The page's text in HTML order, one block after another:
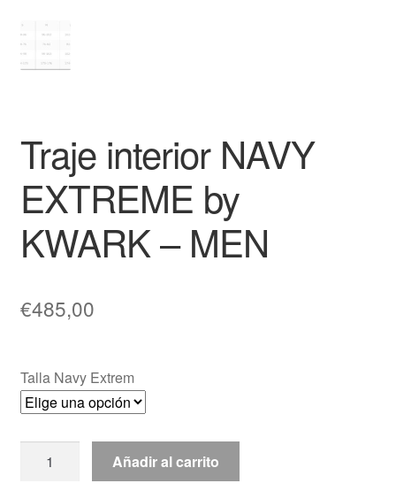
Traje interior NAVY
EXTREME by
KWARK – MEN
€485,00
Talla Navy Extrem
interior
Añadir al carrito